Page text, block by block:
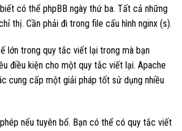
có thể phpBB ngày thứ ba. Tất cả những
thị. Cần phải đi trong file cấu hình nginx (s).
lớn trong quy tắc viết lại trong mà bạn
điều kiện cho một quy tắc viết lại. Apache
cung cấp một giải pháp tốt sử dụng nhiều
nếu tuyên bố. Bạn có thể có quy tắc viết